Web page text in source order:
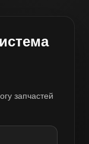
запчастей